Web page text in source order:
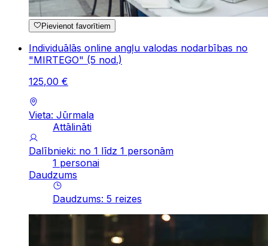
Pievienot favorītiem
Individuālās online angļu valodas nodarbības no
"MIRTEGO" (5 nod.)
125,00 €
Vieta: Jūrmala
Attālināti
Dalībnieki: no 1 līdz 1 personām
1 personai
Daudzums
Daudzums: 5 reizes